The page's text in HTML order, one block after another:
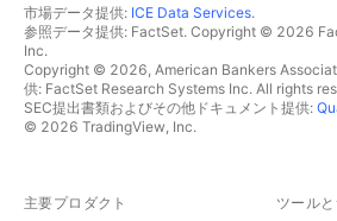
市場データ提供: ICE Data Services.
参照データ提供: FactSet. Copyright © 2026
Inc.
Copyright © 2026, American Bankers
供: FactSet Research Systems Inc. All rights
SEC提出書類およびその他ドキュメント提供:
© 2026 TradingView, Inc.
主要プロダクト ツール